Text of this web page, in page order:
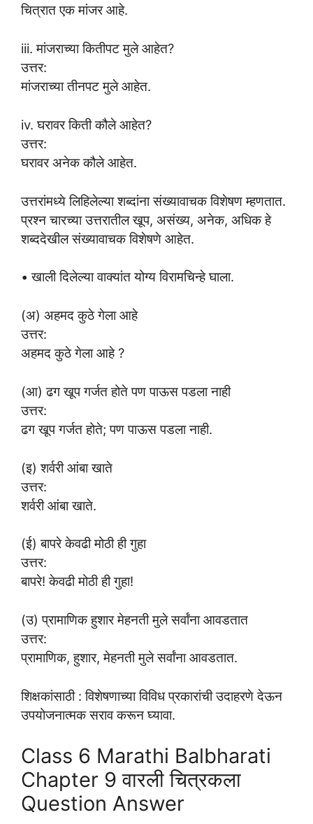
चित्रात एक मांजर आहे.
iii. मांजराच्या कितीपट मुले आहेत?
उत्तर:
मांजराच्या तीनपट मुले आहेत.
iv. घरावर किती कौले आहेत?
उत्तर:
घरावर अनेक कौले आहेत.
उत्तरांमध्ये लिहिलेल्या शब्दांना संख्यावाचक विशेषण म्हणतात.
प्रश्न चारच्या उत्तरातील खूप, असंख्य, अनेक, अधिक हे
शब्ददेखील संख्यावाचक विशेषणे आहेत.
• खाली दिलेल्या वाक्यांत योग्य विरामचिन्हे घाला.
(अ) अहमद कुठे गेला आहे
उत्तर:
अहमद कुठे गेला आहे ?
(आ) ढग खूप गर्जत होते पण पाऊस पडला नाही
उत्तर:
ढग खूप गर्जत होते; पण पाऊस पडला नाही.
(इ) शर्वरी आंबा खाते
उत्तर:
शर्वरी आंबा खाते.
(ई) बापरे केवढी मोठी ही गुहा
उत्तर:
बापरे! केवढी मोठी ही गुहा!
(उ) प्रामाणिक हुशार मेहनती मुले सर्वांना आवडतात
उत्तर:
प्रामाणिक, हुशार, मेहनती मुले सर्वांना आवडतात.
शिक्षकांसाठी : विशेषणाच्या विविध प्रकारांची उदाहरणे देऊन
उपयोजनात्मक सराव करून घ्यावा.
Class 6 Marathi Balbharati
Chapter 9 वारली चित्रकला
Question Answer